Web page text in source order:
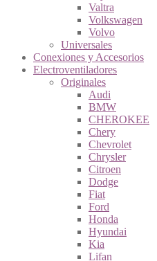
Valtra
Volkswagen
Volvo
Universales
Conexiones y Accesorios
Electroventiladores
Originales
Audi
BMW
CHEROKEE
Chery
Chevrolet
Chrysler
Citroen
Dodge
Fiat
Ford
Honda
Hyundai
Kia
Lifan